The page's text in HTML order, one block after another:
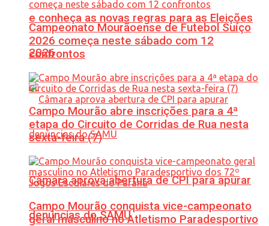
e conheça as novas regras para as Eleições
2026
Câmara aprova abertura de CPI para apurar
denúncias do SAMU
Campeonato Mourãoense de Futebol Suíço
2026 começa neste sábado com 12
confrontos
Campo Mourão abre inscrições para a 4ª
etapa do Circuito de Corridas de Rua nesta
sexta-feira (7)
Campo Mourão conquista vice-campeonato
geral masculino no Atletismo Paradesportivo